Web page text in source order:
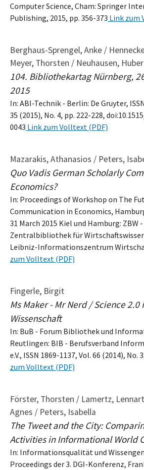
Computer Science, Cham: Springer
Publishing, 2015, pp. 356-373 Link zum
Berghaus-Sprengel, Anke /
Meyer, Thorsten / Neuhausen,
104. Bibliothekartag Nürnberg,
2015
In: ABI-Technik - Berlin: De Gruyter,
35 (2015), No. 4, pp. 222-228,
0043 Link zum Volltext (PDF)
Mazarakis, Athanasios / Peters,
Quo Vadis German Scholarly
Economics?
In: Proceedings of Workshop on The
Communication in Economics,
31 March 2015 Kiel und Hamburg: ZBW
Zentralbibliothek für
Leibniz-Informationszentrum
zum Volltext (PDF)
Fingerle, Birgit
Ms Maker - Mr Nerd / Science 2.0
Wissenschaft
In: BuB - Forum Bibliothek und
Reutlingen: BIB - Berufsverband
e.V., ISSN 1869-1137, Vol. 66 (2014), No.
zum Volltext (PDF)
Förster, Thorsten / Lamertz,
Agnes / Peters, Isabella
The Tweet and the City:
Activities in Informational World
In: Informationsqualität und
Proceedings der 3. DGI-Konferenz,